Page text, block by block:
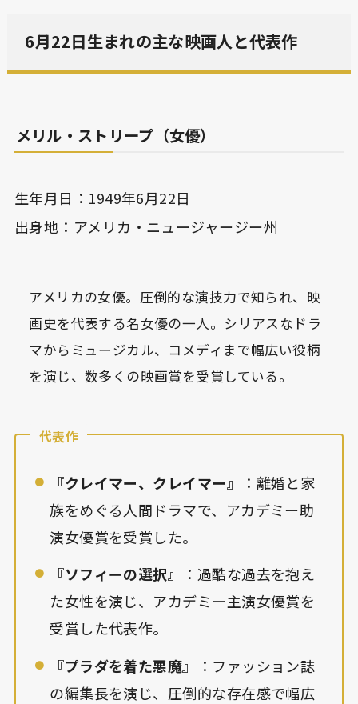
6月22日生まれの主な映画人と代表作
メリル・ストリープ（女優）
生年月日：1949年6月22日
出身地：アメリカ・ニュージャージー州
アメリカの女優。圧倒的な演技力で知られ、映
画史を代表する名女優の一人。シリアスなドラ
マからミュージカル、コメディまで幅広い役柄
を演じ、数多くの映画賞を受賞している。
代表作
『クレイマー、クレイマー』
：離婚と家
族をめぐる人間ドラマで、アカデミー助
演女優賞を受賞した。
『ソフィーの選択』
：過酷な過去を抱え
た女性を演じ、アカデミー主演女優賞を
受賞した代表作。
『プラダを着た悪魔』
：ファッション誌
の編集長を演じ、圧倒的な存在感で幅広